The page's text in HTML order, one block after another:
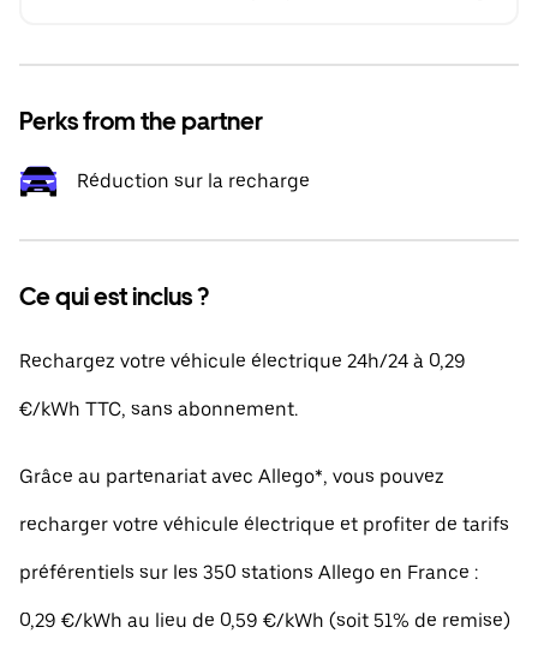
Perks from the partner
Réduction sur la recharge
Ce qui est inclus ?
Rechargez votre véhicule électrique 24h/24 à 0,29
€/kWh TTC, sans abonnement.
Grâce au partenariat avec Allego*, vous pouvez
recharger votre véhicule électrique et profiter de tarifs
préférentiels sur les 350 stations Allego en France :
0,29 €/kWh au lieu de 0,59 €/kWh (soit 51% de remise)